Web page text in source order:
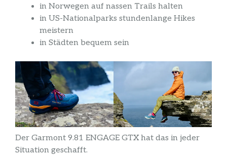
in Norwegen auf nassen Trails halten
in US-Nationalparks stundenlange Hikes
meistern
in Städten bequem sein
Der Garmont 9.81 ENGAGE GTX hat das in jeder
Situation geschafft.